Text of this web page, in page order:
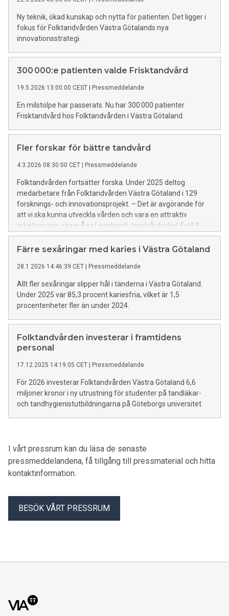
Ny teknik, ökad kunskap och nytta för patienten. Det ligger i
fokus för Folktandvården Västra Götalands nya
innovationsstrategi.
300 000:e patienten valde Frisktandvård
19.5.2026 13:00:00 CEST Pressmeddelande
En milstolpe har passerats. Nu har 300 000 patienter
Frisktandvård hos Folktandvården i Västra Götaland.
Fler forskar för bättre tandvård
4.3.2026 08:30:00 CET Pressmeddelande
Folktandvården fortsätter forska. Under 2025 deltog
medarbetare från Folktandvården Västra Götaland i 129
forsknings- och innovationsprojekt. – Det är avgörande för
att vi ska kunna utveckla vården och vara en attraktiv
arbetsgivare, säger Åsa Leonhardt, tandvårdschef FoUUI,
Folktandvården Västra Götaland.
Färre sexåringar med karies i Västra Götaland
28.1.2026 14:46:39 CET Pressmeddelande
Allt fler sexåringar slipper hål i tänderna i Västra Götaland.
Under 2025 var 85,3 procent kariesfria, vilket är 1,5
procentenheter fler än under 2024.
Folktandvården investerar i framtidens
personal
17.12.2025 14:19:05 CET Pressmeddelande
För 2026 investerar Folktandvården Västra Götaland 6,6
miljoner kronor i ny utrustning för studenter på tandläkar-
och tandhygienistutbildningarna på Göteborgs universitet.
I vårt pressrum kan du läsa de senaste
pressmeddelandena, få tillgång till pressmaterial och hitta
kontaktinformation.
BESÖK VÅRT PRESSRUM